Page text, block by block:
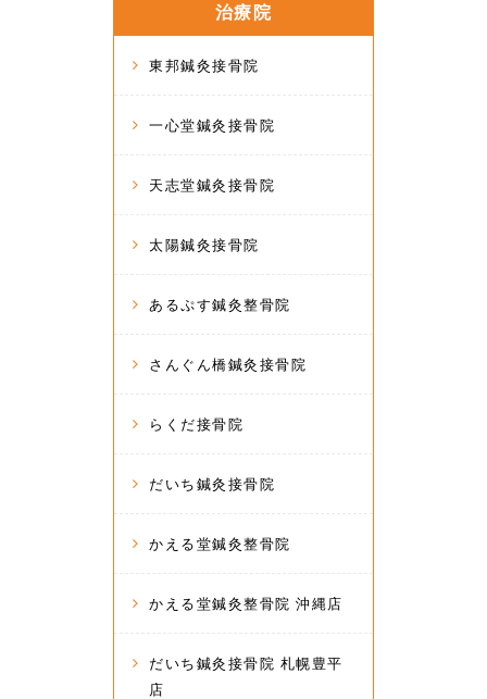
治療院
東邦鍼灸接骨院
一心堂鍼灸接骨院
天志堂鍼灸接骨院
太陽鍼灸接骨院
あるぷす鍼灸整骨院
さんぐん橋鍼灸接骨院
らくだ接骨院
だいち鍼灸接骨院
かえる堂鍼灸整骨院
かえる堂鍼灸整骨院 沖縄店
だいち鍼灸接骨院 札幌豊平
店